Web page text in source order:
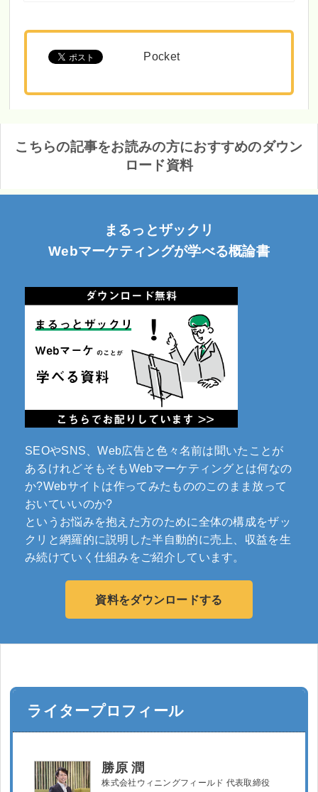
Pocket
こちらの記事をお読みの方におすすめのダウン
ロード資料
まるっとザックリ
Webマーケティングが学べる概論書
SEOやSNS、Web広告と色々名前は聞いたことが
あるけれどそもそもWebマーケティングとは何なの
か?Webサイトは作ってみたもののこのまま放って
おいていいのか?
というお悩みを抱えた方のために全体の構成をザッ
クリと網羅的に説明した半自動的に売上、収益を生
み続けていく仕組みをご紹介しています。
資料をダウンロードする
ライタープロフィール
勝原 潤
株式会社ウィニングフィールド 代表取締役